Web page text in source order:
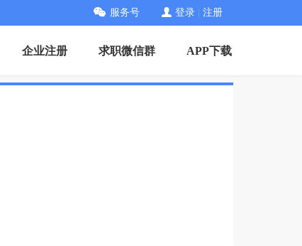
服务号 登录 注册
企业注册 求职微信群 APP下载